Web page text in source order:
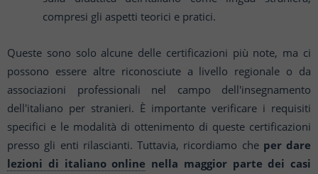
compresi gli aspetti teorici e pratici.
Queste sono solo alcune delle certificazioni più note, ma ci
possono essere altre riconosciute a livello regionale o da
associazioni professionali nel campo dell'insegnamento
dell'italiano per stranieri. È importante verificare i requisiti
specifici e le modalità di ottenimento di queste certificazioni
presso gli enti rilascianti. Tuttavia, ricordiamo che per dare
lezioni di italiano online nella maggior parte dei casi